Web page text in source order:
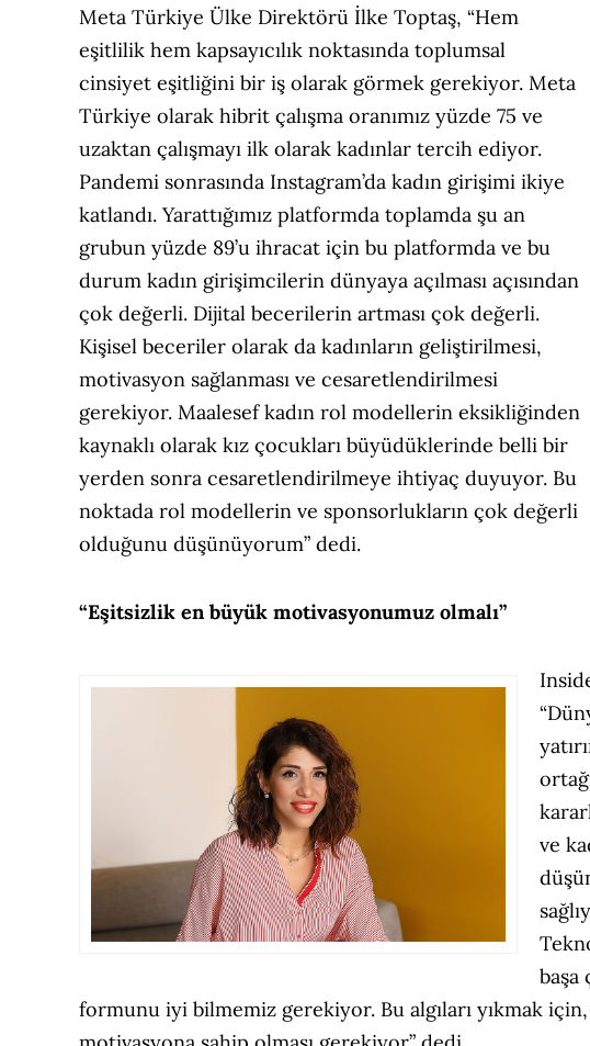
Meta Türkiye Ülke Direktörü İlke Toptaş, “Hem
eşitlilik hem kapsayıcılık noktasında toplumsal
cinsiyet eşitliğini bir iş olarak görmek gerekiyor. Meta
Türkiye olarak hibrit çalışma oranımız yüzde 75 ve
uzaktan çalışmayı ilk olarak kadınlar tercih ediyor.
Pandemi sonrasında Instagram’da kadın girişimi ikiye
katlandı. Yarattığımız platformda toplamda şu an
grubun yüzde 89’u ihracat için bu platformda ve bu
durum kadın girişimcilerin dünyaya açılması açısından
çok değerli. Dijital becerilerin artması çok değerli.
Kişisel beceriler olarak da kadınların geliştirilmesi,
motivasyon sağlanması ve cesaretlendirilmesi
gerekiyor. Maalesef kadın rol modellerin eksikliğinden
kaynaklı olarak kız çocukları büyüdüklerinde belli bir
yerden sonra cesaretlendirilmeye ihtiyaç duyuyor. Bu
noktada rol modellerin ve sponsorlukların çok değerli
olduğunu düşünüyorum” dedi.
“Eşitsizlik en büyük motivasyonumuz olmalı”
ve
başa
formunu iyi bilmemiz gerekiyor. Bu algıları yıkmak